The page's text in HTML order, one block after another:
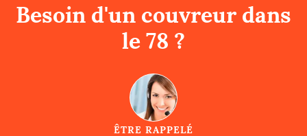
Besoin d'un couvreur dans
le 78 ?
ÊTRE RAPPELÉ